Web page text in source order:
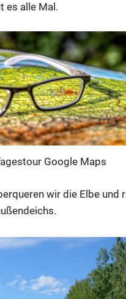
es alle Mal.
Google Maps
wir die Elbe und